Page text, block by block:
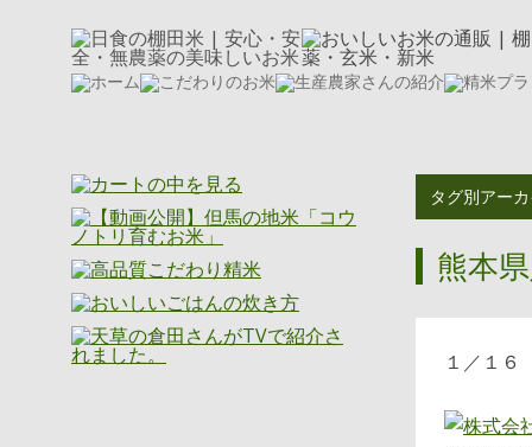
タグ別アー
熊本
１／１